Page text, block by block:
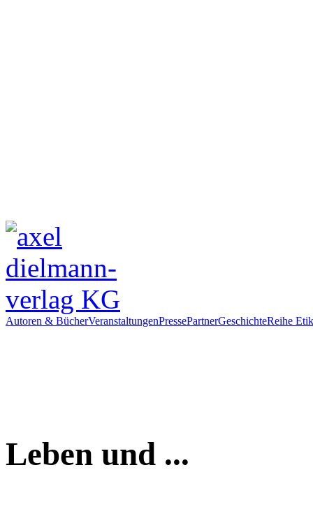
Autoren & BücherVeranstaltungenPressePartnerGeschichteReihe
Leben und ...